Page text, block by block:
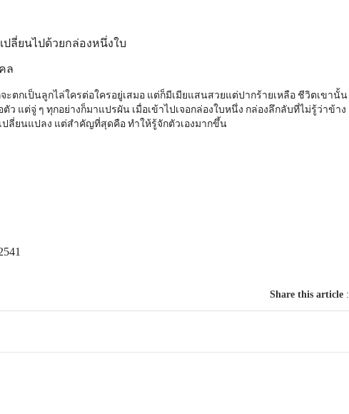
ลี่ยนไปด้วยกล่องหนึ่งใบ
ล
ะตกเป็นลูกไล่ใครต่อใครอยู่เสมอ แต่ก็มีเมียแสนสวยแต่ปากร้ายเหลือ ชีวิตเขานั้น
แต่จู่ ๆ ทุกอย่างก็มาแปรผัน เมื่อเข้าไปเจอกล่องใบหนึ่ง กล่องลึกลับที่ไม่รู้ว่าข้าง
ปลี่ยนแปลง แต่สำคัญที่สุดคือ ทำให้รู้จักตัวเองมากขึ้น
Share this article: